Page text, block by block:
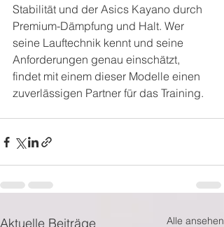
Stabilität und der Asics Kayano durch
Premium-Dämpfung und Halt. Wer
seine Lauftechnik kennt und seine
Anforderungen genau einschätzt,
findet mit einem dieser Modelle einen
zuverlässigen Partner für das Training.
Aktuelle Beiträge Alle ansehen